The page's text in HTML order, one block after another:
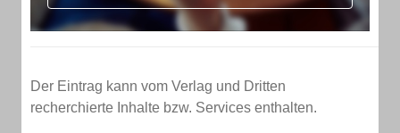
Der Eintrag kann vom Verlag und Dritten
recherchierte Inhalte bzw. Services enthalten.